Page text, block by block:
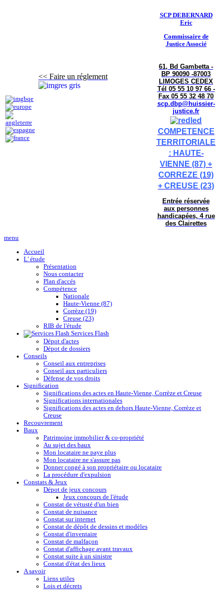
<< Faire un réglement
SCP DEBERNARD
Eric
Commissaire de
Justice Associé
61, Bd Gambetta -
BP 90090 -87003
LIMOGES CEDEX
Tél 05 55 10 97 66 -
Fax 05 55 32 48 70
scp.dbp@huissier-
justice.fr
COMPETENCE
TERRITORIALE
: HAUTE-
VIENNE (87) +
CORREZE (19)
+ CREUSE (23)
Entrée réservée
aux personnes
handicapées, 4 rue
des Clairettes
menu
Accueil
L' étude
Présentation
Nous contacter
Plan d'accés
Compétence
Nationale
Haute-Vienne (87)
Corrèze (19)
Creuse (23)
RIB de l'étude
Services Flash
Dépot d'actes
Dépot de dossiers
Conseils
Conseil aux entreprises
Conseil aux particuliers
Défense de vos droits
Signification
Significations des actes en Haute-Vienne, Corrèze et Creuse
Significations internationales
Significations des actes en dehors Haute-Vienne, Corrèze et
Creuse
Recouvrement
Baux
Patrimoine immobilier & co-propriété
Au sujet des baux
Mon locataire ne paye plus
Mon locataire ne s'assure pas
Donner congé à son propriétaire ou locataire
La procédure d'expulsion
Constats & Jeux
Dépot de jeux concours
Jeux concours de l'étude
Constat de vétusté d'un bien
Constat de nuisance
Constat sur internet
Constat de dépôt de dessins et modèles
Constat d'inventaire
Constat de malfaçon
Constat d'affichage avant travaux
Constat suite à un sinistre
Constat d'état des lieux
A savoir
Liens utiles
Lois et décrets